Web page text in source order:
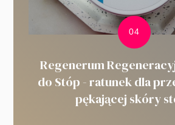
Regenerum
do Stóp - ratunek dla
pękającej skóry